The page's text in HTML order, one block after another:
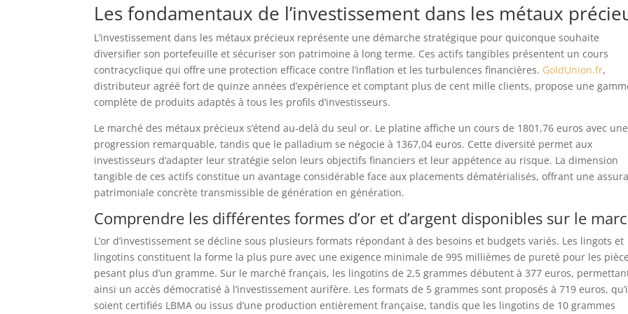
Les fondamentaux de l’investissement dans les métaux
L’investissement dans les métaux précieux représente une démarche stratégique pour quiconque souhaite
diversifier son portefeuille et sécuriser son patrimoine à long terme. Ces actifs tangibles présentent un cours
contracyclique qui offre une protection efficace contre l’inflation et les turbulences financières. GoldUnion.fr,
distributeur agréé fort de quinze années d’expérience et comptant plus de cent mille clients, propose une
complète de produits adaptés à tous les profils d’investisseurs.
Le marché des métaux précieux s’étend au-delà du seul or. Le platine affiche un cours de 1801,76 euros avec une
progression remarquable, tandis que le palladium se négocie à 1367,04 euros. Cette diversité permet aux
investisseurs d’adapter leur stratégie selon leurs objectifs financiers et leur appétence au risque. La dimension
tangible de ces actifs constitue un avantage considérable face aux placements dématérialisés, offrant une
patrimoniale concrète transmissible de génération en génération.
Comprendre les différentes formes d’or et d’argent disponibles sur le
L’or d’investissement se décline sous plusieurs formats répondant à des besoins et budgets variés. Les lingots et
lingotins constituent la forme la plus pure avec une exigence minimale de 995 millièmes de pureté pour les
pesant plus d’un gramme. Sur le marché français, les lingotins de 2,5 grammes débutent à 377 euros,
ainsi un accès démocratisé à l’investissement aurifère. Les formats de 5 grammes sont proposés à 719 euros,
soient certifiés LBMA ou issus d’une production entièrement française, tandis que les lingotins de 10 grammes